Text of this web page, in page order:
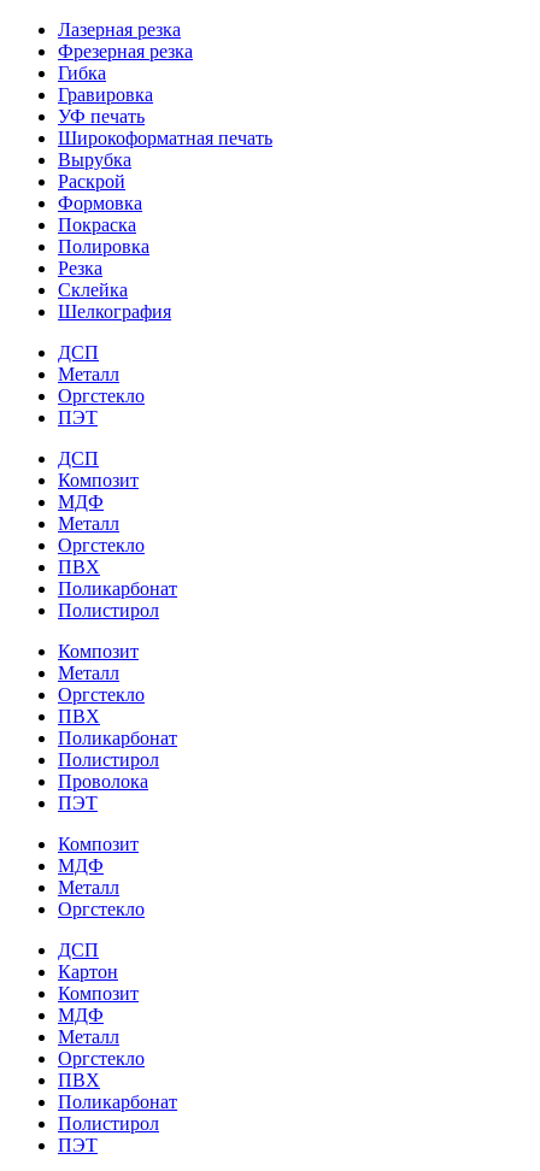
Лазерная резка
Фрезерная резка
Гибка
Гравировка
УФ печать
Широкоформатная печать
Вырубка
Раскрой
Формовка
Покраска
Полировка
Резка
Склейка
Шелкография
ДСП
Металл
Оргстекло
ПЭТ
ДСП
Композит
МДФ
Металл
Оргстекло
ПВХ
Поликарбонат
Полистирол
Композит
Металл
Оргстекло
ПВХ
Поликарбонат
Полистирол
Проволока
ПЭТ
Композит
МДФ
Металл
Оргстекло
ДСП
Картон
Композит
МДФ
Металл
Оргстекло
ПВХ
Поликарбонат
Полистирол
ПЭТ